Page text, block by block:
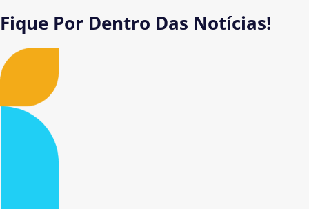
Fique Por Dentro Das Notícias!